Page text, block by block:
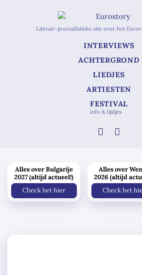
Literair-journalistieke site over het
INTERVIEWS
ACHTERGROND
LIEDJES
ARTIESTEN
FESTIVAL
info & lijstjes
Alles over Bulgarije
2027 (altijd actueel!)
Check het hier
Alles over
2026 (altijd
Check het